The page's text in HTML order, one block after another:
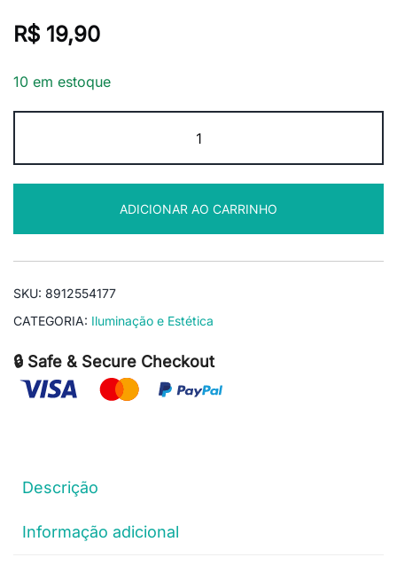
R$ 19,90
10 em estoque
De
Alimentação
3A
Bivolt
P/
LED
quantidade
ADICIONAR AO CARRINHO
SKU: 8912554177
CATEGORIA: Iluminação e Estética
🔒 Safe & Secure Checkout
Descrição
Informação adicional